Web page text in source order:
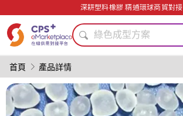
深耕塑料橡膠 精通環球商貿對接
阻燃
綠色成型方案
模具
薄壁注塑
PET
客制化
首頁 產品詳情